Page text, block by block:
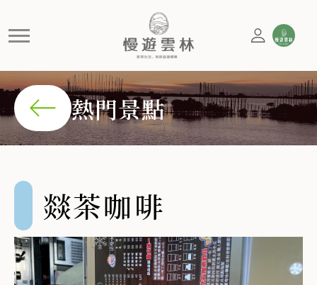
特別推薦他們的黃金蕎麥茶，口感甘甜卻不苦澀，既解渴又
熱門景點
燚茶咖啡